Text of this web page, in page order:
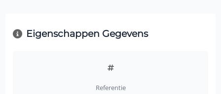
Eigenschappen Gegevens
Referentie